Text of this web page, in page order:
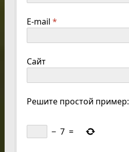
E-mail *
Сайт
Решите простой пример:
− 7 =